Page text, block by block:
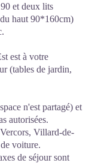
et deux lits
haut 90*160cm)
est à votre
(tables de jardin,
n'est partagé) et
autorisées.
Villard-de-
voiture.
de séjour sont